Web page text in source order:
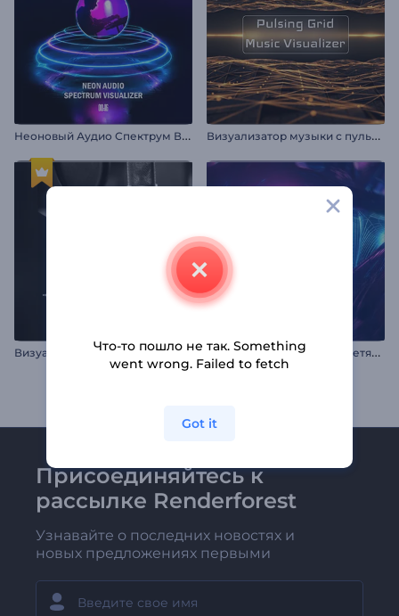
Н
еоновый Аудио Спектрум Визуализатор В
изуализатор музыки с пульсирующей сеткой
В
изуализация аудио для подкаста В
изуализатор музыки: Светящийся тоннель
Присоединяйтесь к
рассылке Renderforest
Узнавайте о последних новостях и
новых предложениях первыми
Что-то пошло не так. Something
went wrong. Failed to fetch
Got it